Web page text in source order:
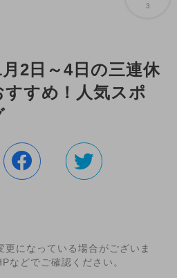
3
月2日～4日の三連休
すめ！人気スポ
更になっている場合がございま
などでご確認ください。